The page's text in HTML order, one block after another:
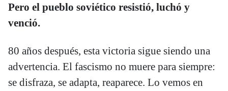
Pero el pueblo soviético resistió, luchó y
venció.
80 años después, esta victoria sigue siendo una
advertencia. El fascismo no muere para siempre:
se disfraza, se adapta, reaparece. Lo vemos en